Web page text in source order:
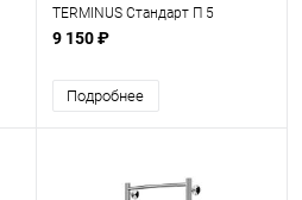
TERMINUS Стандарт П 5
500х700
9 150 ₽
Подробнее